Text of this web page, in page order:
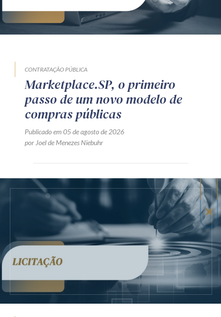
CONTRATAÇÃO PÚBLICA
Marketplace.SP, o primeiro
passo de um novo modelo de
compras públicas
Publicado em 05 de agosto de 2026
por Joel de Menezes Niebuhr